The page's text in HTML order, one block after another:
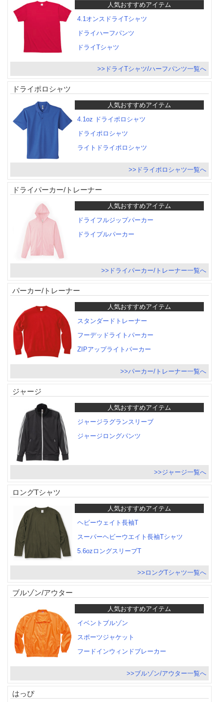
人気おすすめアイテム
4.1オンスドライTシャツ
ドライハーフパンツ
ドライTシャツ
>>ドライTシャツ/ハーフパンツ一覧へ
ドライポロシャツ
人気おすすめアイテム
4.1oz ドライポロシャツ
ドライポロシャツ
ライトドライポロシャツ
>>ドライポロシャツ一覧へ
ドライパーカー/トレーナー
人気おすすめアイテム
ドライフルジップパーカー
ドライプルパーカー
>>ドライパーカー/トレーナー一覧へ
パーカー/トレーナー
人気おすすめアイテム
スタンダードトレーナー
フーデッドライトパーカー
ZIPアップライトパーカー
>>パーカー/トレーナー一覧へ
ジャージ
人気おすすめアイテム
ジャージラグランスリーブ
ジャージロングパンツ
>>ジャージ一覧へ
ロングTシャツ
人気おすすめアイテム
ヘビーウェイト長袖T
スーパーヘビーウエイト長袖Tシャツ
5.6ozロングスリーブT
>>ロングTシャツ一覧へ
ブルゾン/アウター
人気おすすめアイテム
イベントブルゾン
スポーツジャケット
フードインウィンドブレーカー
>>ブルゾン/アウター一覧へ
はっぴ